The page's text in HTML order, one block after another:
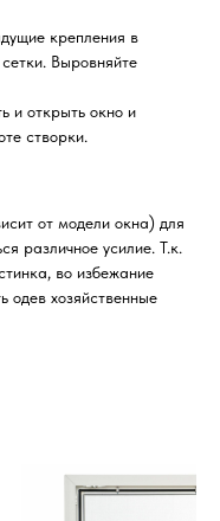
крепления в
Выровняйте
и открыть окно и
створки.
от модели окна) для
различное усилие. Т.к.
во избежание
одев хозяйственные